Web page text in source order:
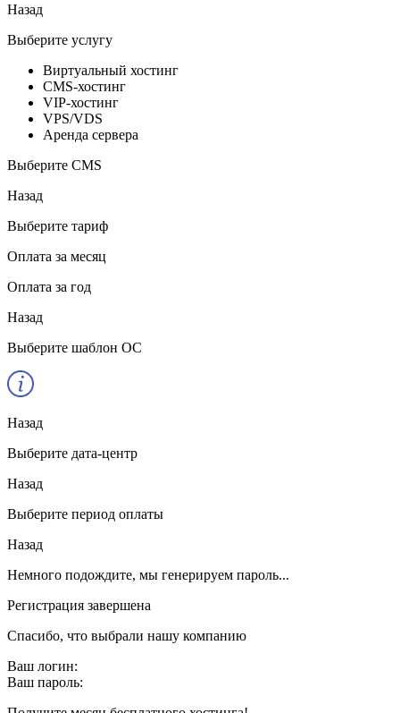
Назад
Выберите услугу
Виртуальный хостинг
CMS-хостинг
VIP-хостинг
VPS/VDS
Аренда сервера
Выберите CMS
Назад
Выберите тариф
Оплата за месяц
Оплата за год
Назад
Выберите шаблон ОС
Назад
Выберите дата-центр
Назад
Выберите период оплаты
Назад
Немного подождите, мы генерируем пароль...
Регистрация завершена
Спасибо, что выбрали нашу компанию
Ваш логин:
Ваш пароль: